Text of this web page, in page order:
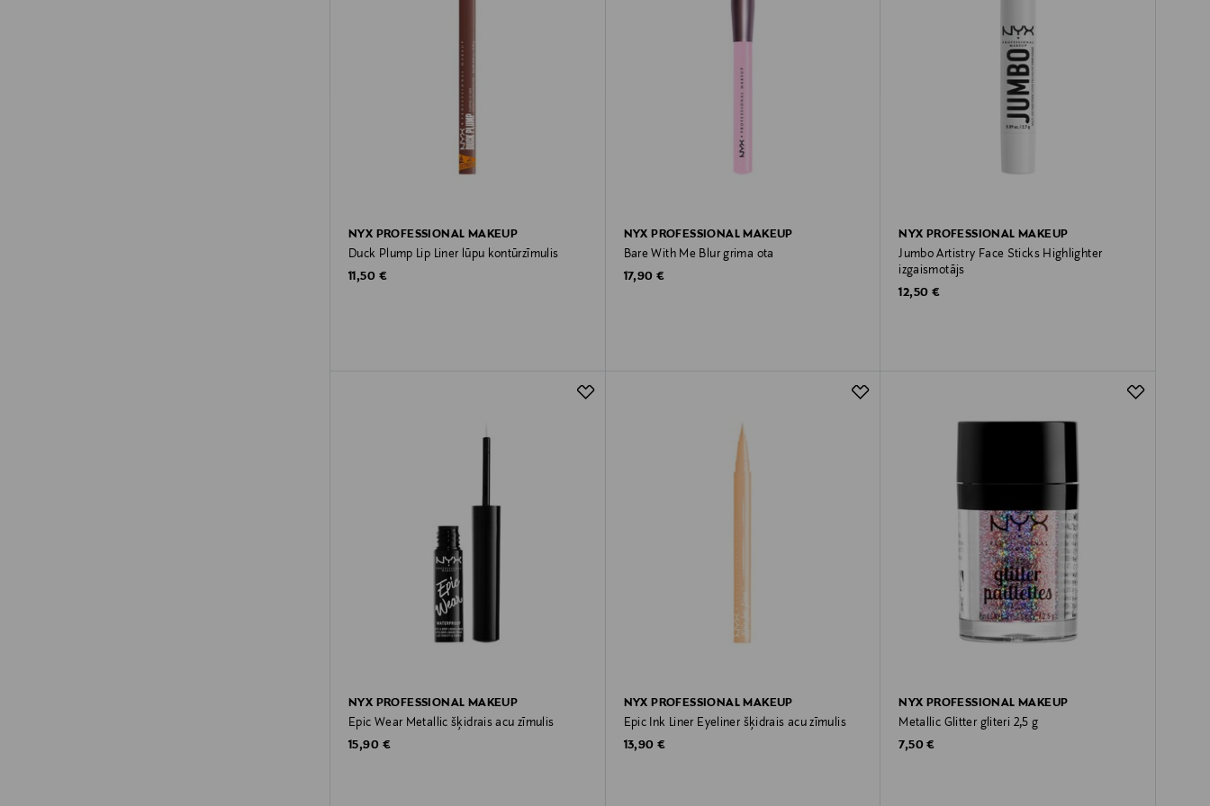
NYX PROFESSIONAL MAKEUP
Duck Plump Lip Liner lūpu kontūrzīmulis
Original Price
11,50 €
NYX PROFESSIONAL MAKEUP
Bare With Me Blur grima ota
Original Price
17,90 €
NYX PROFESSIONAL MAKEUP
Jumbo Artistry Face Sticks Highlighter
izgaismotājs
Original Price
12,50 €
NYX PROFESSIONAL MAKEUP
Epic Wear Metallic šķidrais acu zīmulis
Original Price
15,90 €
NYX PROFESSIONAL MAKEUP
Epic Ink Liner Eyeliner šķidrais acu zīmulis
Original Price
13,90 €
NYX PROFESSIONAL MAKEUP
Metallic Glitter gliteri 2,5 g
Original Price
7,50 €